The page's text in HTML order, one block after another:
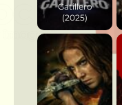
Gatillero
(2025)